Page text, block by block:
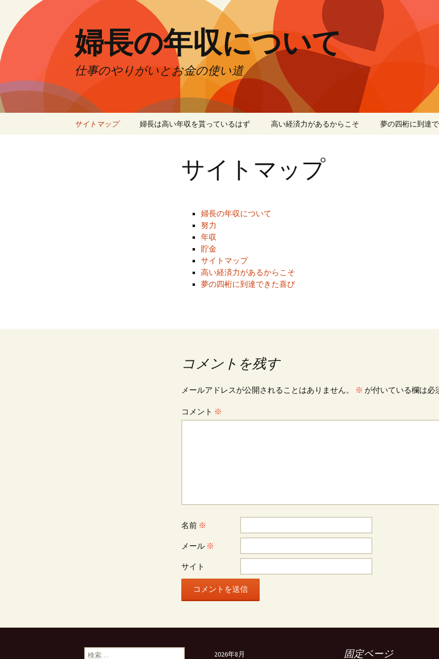
婦長の年収について
仕事のやりがいとお金の使い道
サイトマップ 婦長は高い年収を貰っているはず 高い経済力があるからこそ 夢の四桁に到達
サイトマップ
婦長の年収について
努力
年収
貯金
サイトマップ
高い経済力があるからこそ
夢の四桁に到達できた喜び
コメントを残す
メールアドレスが公開されることはありません。 ※ が付いている欄は必
コメント ※
名前 ※
メール ※
サイト
検
2026年8月 固定ページ